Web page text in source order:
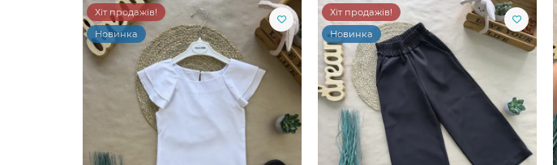
Хіт продажів!
Новинка
Хіт продажів!
Новинка